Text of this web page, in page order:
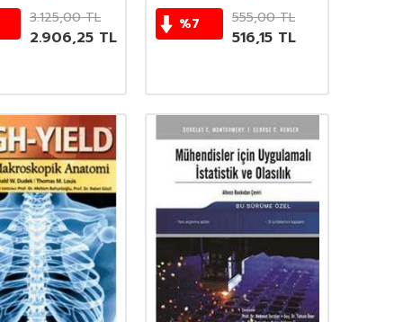
3.125,00TL
2.906,25 TL
%7 555,00TL
516,15 TL